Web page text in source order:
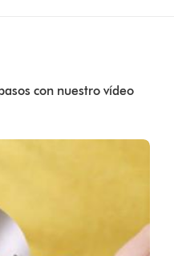
con nuestro vídeo